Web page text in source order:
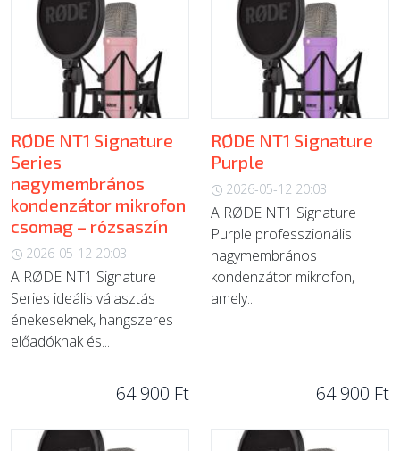
RØDE NT1 Signature
Series
nagymembrános
kondenzátor mikrofon
csomag – rózsaszín
2026-05-12 20:03
A RØDE NT1 Signature
Series ideális választás
énekeseknek, hangszeres
előadóknak és...
64 900 Ft
RØDE NT1 Signature
Purple
2026-05-12 20:03
A RØDE NT1 Signature
Purple professzionális
nagymembrános
kondenzátor mikrofon,
amely...
64 900 Ft